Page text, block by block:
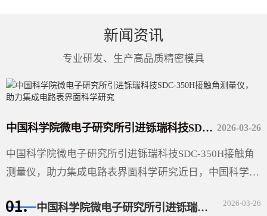
新闻资讯
专业研发、生产高品质精密模具
2026-03-26
中国科学院微电子研究所引进铄瑞科技SDC-350H接触角测量仪，助力集成电路表界面科学研究
中国科学院微电子研究所引进铄瑞科技SDC-350H接触角
测量仪，助力集成电路表界面科学研究近日，中国科学院
技有限公司···
2026-03-26
中国科学院微电子研究所引进铄瑞科技SDC-350H接触角测量仪，助力集成电路表界面科学研究